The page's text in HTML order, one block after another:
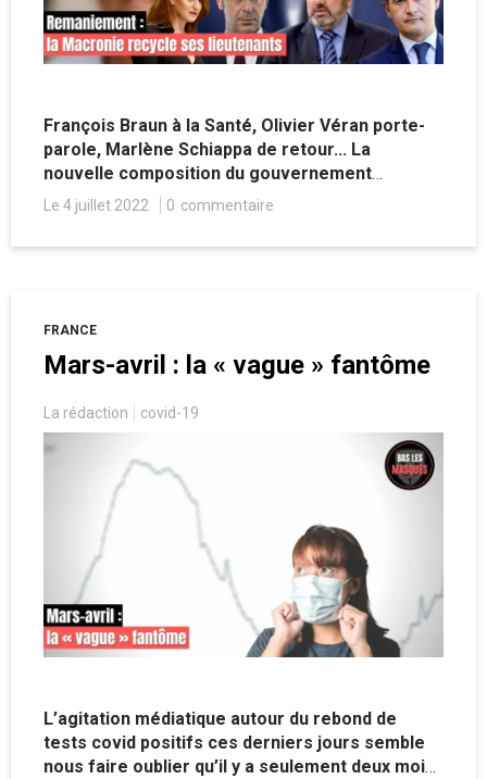
François Braun à la Santé, Olivier Véran porte-
parole, Marlène Schiappa de retour... La
nouvelle composition du gouvernement
annoncée ce lundi par l'exécutif montre
garde rapprochée, tout en illustrant une
Le 4 juillet 2022 0 commentaire
FRANCE
Mars-avril : la « vague » fantôme
La rédaction covid-19
L’agitation médiatique autour du rebond de
tests covid positifs ces derniers jours semble
nous faire oublier qu’il y a seulement deux mois,